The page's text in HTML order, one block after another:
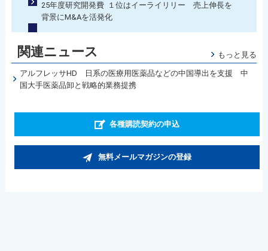
25年度研究開発費 １位はイーライリリー 売上伸長を
背景にM&Aを活発化
関連ニュース もっと見る
アルフレッサHD 日系の医療用医薬品などの中国導出を支援 中
国大手医薬品卸と戦略的業務提携
各種購読契約の申込
無料メールマガジンの登録